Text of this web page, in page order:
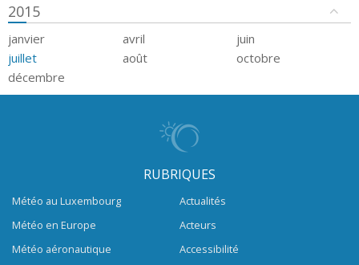
2015
janvier avril
juin
juillet
août
octobre
décembre
RUBRIQUES
Météo au Luxembourg
Météo en Europe
Météo aéronautique
Actualités
Acteurs
Accessibilité